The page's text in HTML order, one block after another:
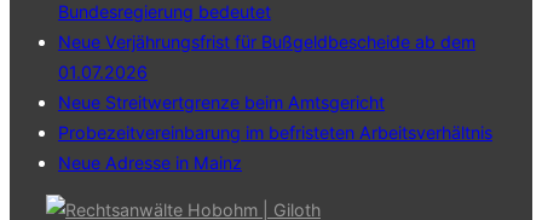
Bundesregierung bedeutet
Neue Verjährungsfrist für Bußgeldbescheide ab dem
01.07.2026
Neue Streitwertgrenze beim Amtsgericht
Probezeitvereinbarung im befristeten Arbeitsverhältnis
Neue Adresse in Mainz